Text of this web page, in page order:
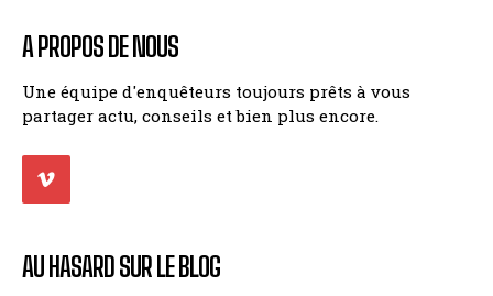
A PROPOS DE NOUS
Une équipe d'enquêteurs toujours prêts à vous
partager actu, conseils et bien plus encore.
AU HASARD SUR LE BLOG